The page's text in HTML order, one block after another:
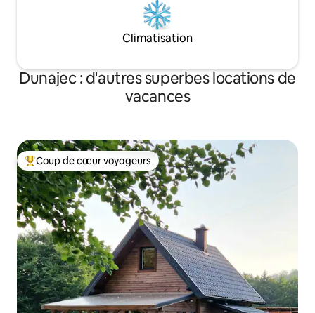
Climatisation
Dunajec : d'autres superbes locations de
vacances
Coups de cœur voyageurs les plus appréciés
Coup de cœur voyageurs